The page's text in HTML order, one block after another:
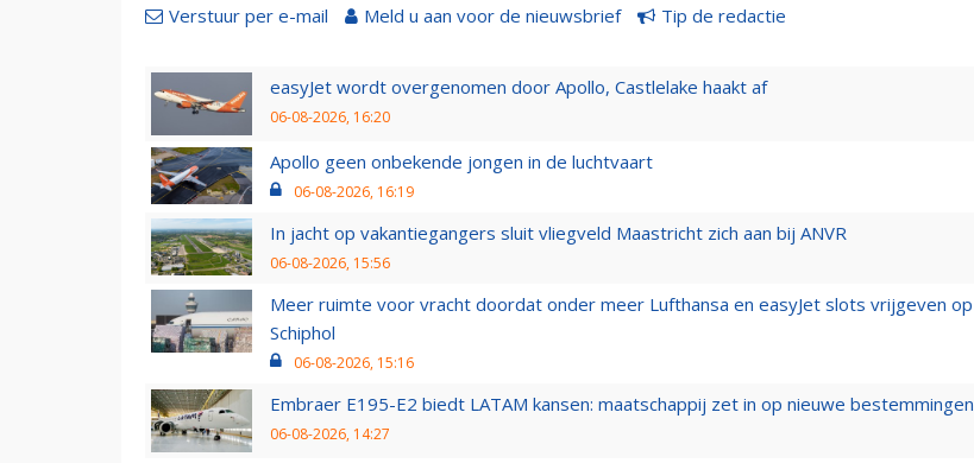
Verstuur per e-mail Meld u aan voor de nieuwsbrief Tip de redactie
easyJet wordt overgenomen door Apollo, Castlelake haakt af
06-08-2026, 16:20
Apollo geen onbekende jongen in de luchtvaart
06-08-2026, 16:19
In jacht op vakantiegangers sluit vliegveld Maastricht zich aan bij ANVR
06-08-2026, 15:56
Meer ruimte voor vracht doordat onder meer Lufthansa en easyJet slots vrijgeven op
Schiphol
06-08-2026, 15:16
Embraer E195-E2 biedt LATAM kansen: maatschappij zet in op nieuwe bestemmingen
06-08-2026, 14:27